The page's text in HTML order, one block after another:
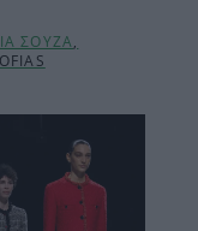
ΣΟΥΖΑ,